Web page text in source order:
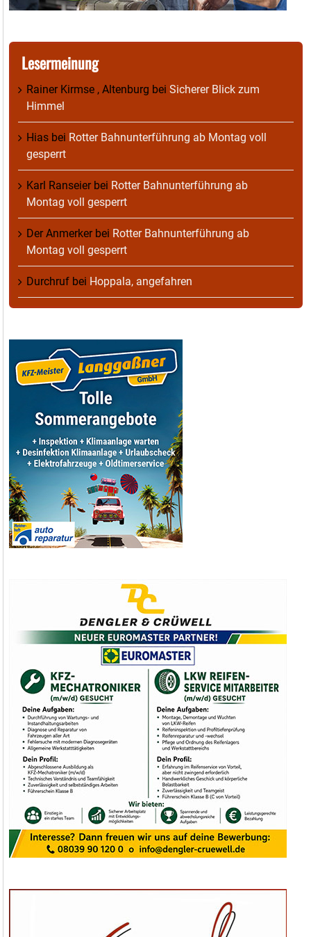
Lesermeinung
Rainer Kirmse , Altenburg bei Sicherer Blick zum
Himmel
Hias bei Rotter Bahnunterführung ab Montag voll
gesperrt
Karl Ranseierbei Rotter Bahnunterführung ab
Montag voll gesperrt
Der Anmerkerbei Rotter Bahnunterführung ab
Montag voll gesperrt
Durchruf bei Hoppala, angefahren